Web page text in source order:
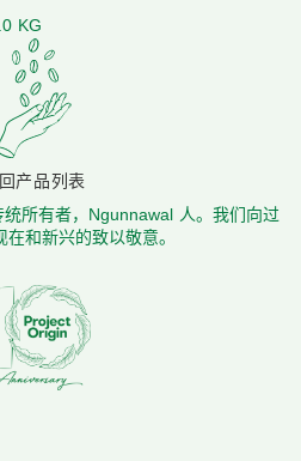
KG
产品列表
所有者，Ngunnawal 人。我们向过
和新兴的致以敬意。